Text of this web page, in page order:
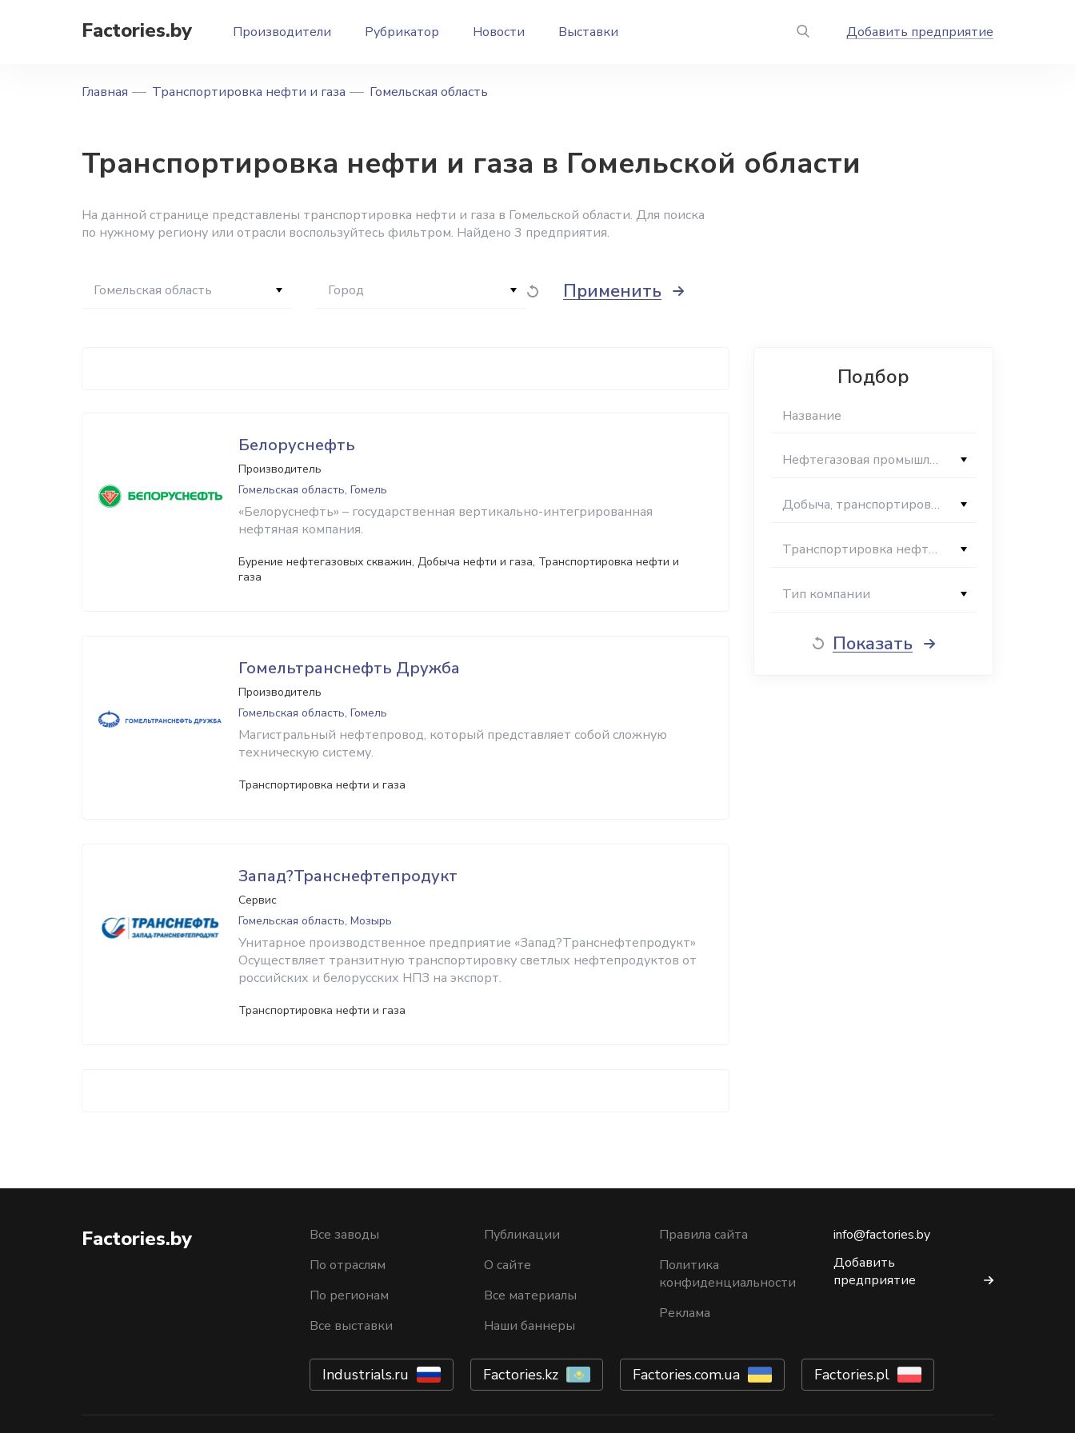
Factories.by Производители Рубрикатор Новости Выставки Добавить предприятие
Главная Транспортировка нефти и газа Гомельская область
Транспортировка нефти и газа в Гомельской области
На данной странице представлены транспортировка нефти и газа в Гомельской области. Для поиска
по нужному региону или отрасли воспользуйтесь фильтром. Найдено 3 предприятия.
Гомельская область Город Применить
Белоруснефть
Производитель
Гомельская область, Гомель
«Белоруснефть» – государственная вертикально-интегрированная
нефтяная компания.
Бурение нефтегазовых скважин, Добыча нефти и газа, Транспортировка нефти и
газа
Гомельтранснефть Дружба
Производитель
Гомельская область, Гомель
Магистральный нефтепровод, который представляет собой сложную
техническую систему.
Транспортировка нефти и газа
Запад?Транснефте­продукт
Сервис
Гомельская область, Мозырь
Унитарное производственное предприятие «Запад?Транснефте­продукт»
Осуществляет транзитную транспортировку светлых нефтепродуктов от
российских и белорусских НПЗ на экспорт.
Транспортировка нефти и газа
Подбор
Нефтегазовая промышленность
Добыча, транспортировка нефти и газа
Транспортировка нефти и газа
Тип компании
Показать
Factories.by
Все заводы
По отраслям
По регионам
Все выставки
Публикации
О сайте
Все материалы
Наши баннеры
Правила сайта
Политика
конфиденциальности
Реклама
info@factories.by
Добавить
предприятие
Industrials.ru Factories.kz Factories.com.ua Factories.pl